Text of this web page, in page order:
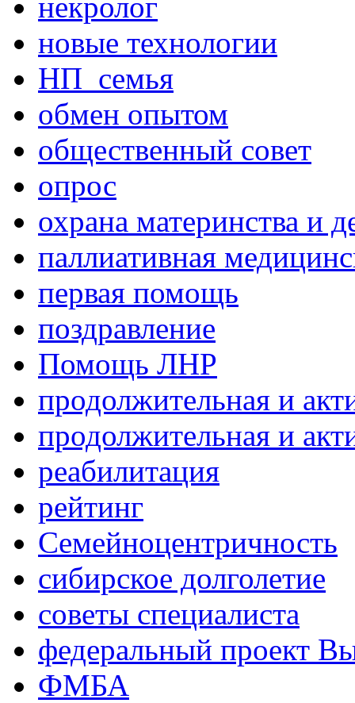
новые технологии
НП_семья
обмен опытом
общественный совет
опрос
охрана материнства и
паллиативная
первая помощь
поздравление
Помощь ЛНР
продолжительная и
продолжительная и
реабилитация
рейтинг
Семейноцентричность
сибирское долголетие
советы специалиста
федеральный проект
ФМБА